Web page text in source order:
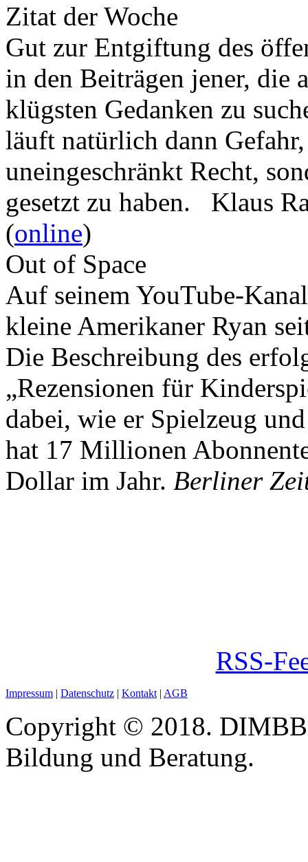
Zitat der Woche
Gut zur Entgiftung des
in den Beiträgen jener, die
klügsten Gedanken zu
läuft natürlich dann
uneingeschränkt Recht,
gesetzt zu haben. Klaus
(online)
Out of Space
Auf seinem YouTube-
kleine Amerikaner Ryan
Die Beschreibung des
„Rezensionen für
dabei, wie er Spielzeug
hat 17 Millionen
Dollar im Jahr. Berliner
RSS-
Impressum | Datenschutz | Kontakt | AGB
Copyright © 2018.
Bildung und Beratung.